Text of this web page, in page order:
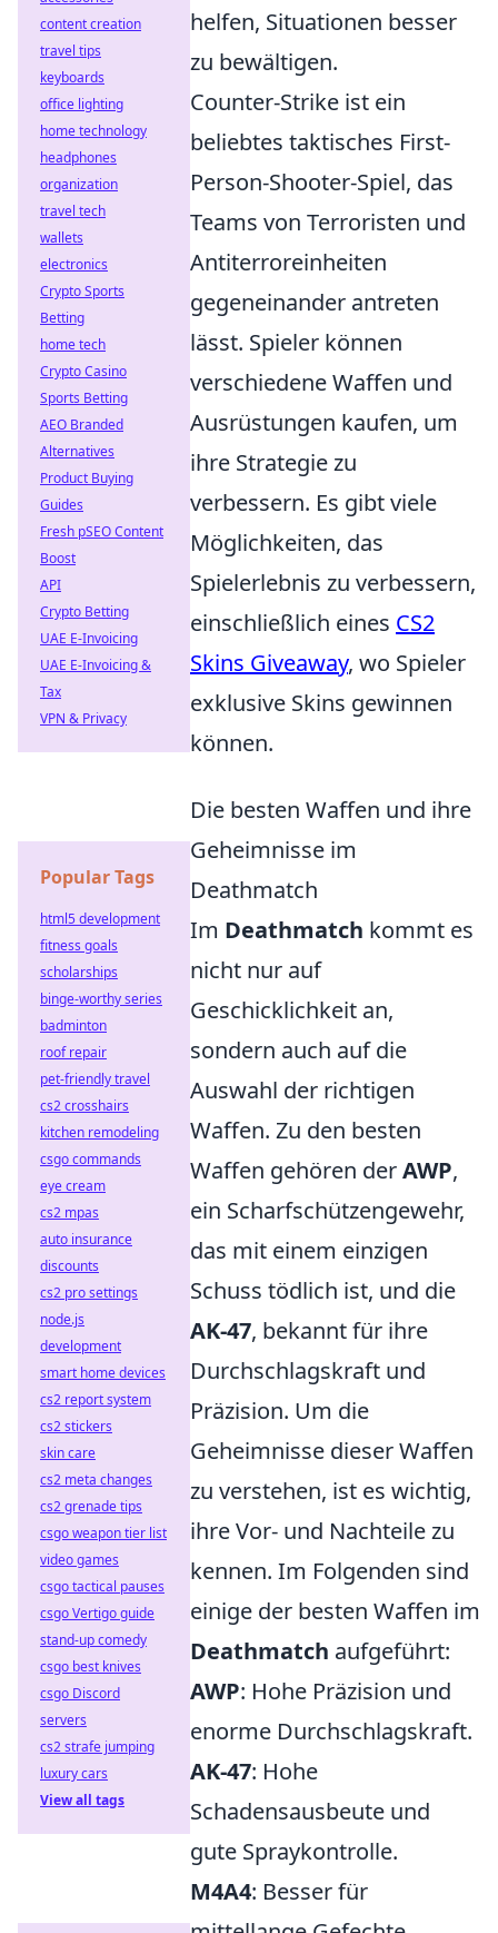
helfen, Situationen besser
zu bewältigen.
Counter-Strike ist ein
beliebtes taktisches First-
Person-Shooter-Spiel, das
Teams von Terroristen und
Antiterroreinheiten
gegeneinander antreten
lässt. Spieler können
verschiedene Waffen und
Ausrüstungen kaufen, um
ihre Strategie zu
verbessern. Es gibt viele
Möglichkeiten, das
Spielerlebnis zu verbessern,
einschließlich eines CS2
Skins Giveaway, wo Spieler
exklusive Skins gewinnen
können.
Die besten Waffen und ihre
Geheimnisse im
Deathmatch
Im Deathmatch kommt es
nicht nur auf
Geschicklichkeit an,
sondern auch auf die
Auswahl der richtigen
Waffen. Zu den besten
Waffen gehören derAWP,
ein Scharfschützengewehr,
das mit einem einzigen
Schuss tödlich ist, und die
AK-47, bekannt für ihre
Durchschlagskraft und
Präzision. Um die
Geheimnisse dieser Waffen
zu verstehen, ist es wichtig,
ihre Vor- und Nachteile zu
kennen. Im Folgenden sind
einige der besten Waffen im
Deathmatch aufgeführt:
AWP: Hohe Präzision und
enorme Durchschlagskraft.
AK-47: Hohe
Schadensausbeute und
gute Spraykontrolle.
M4A4: Besser für
content creation
travel tips
keyboards
office lighting
home technology
headphones
organization
travel tech
wallets
electronics
Crypto Sports
Betting
home tech
Crypto Casino
Sports Betting
AEO Branded
Alternatives
Product Buying
Guides
Fresh pSEO Content
Boost
API
Crypto Betting
UAE E-Invoicing
UAE E-Invoicing &
Tax
VPN & Privacy
Popular Tags
html5 development
fitness goals
scholarships
binge-worthy series
badminton
roof repair
pet-friendly travel
cs2 crosshairs
kitchen remodeling
csgo commands
eye cream
cs2 mpas
auto insurance
discounts
cs2 pro settings
node.js
development
smart home devices
cs2 report system
cs2 stickers
skin care
cs2 meta changes
cs2 grenade tips
csgo weapon tier list
video games
csgo tactical pauses
csgo Vertigo guide
stand-up comedy
csgo best knives
csgo Discord
servers
cs2 strafe jumping
luxury cars
View all tags